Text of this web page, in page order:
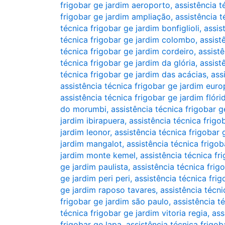
frigobar ge jardim aeroporto, assistência
frigobar ge jardim ampliação, assistência
técnica frigobar ge jardim bonfiglioli,
técnica frigobar ge jardim colombo,
técnica frigobar ge jardim cordeiro,
técnica frigobar ge jardim da glória,
técnica frigobar ge jardim das acácias,
assistência técnica frigobar ge jardim
assistência técnica frigobar ge jardim
do morumbi, assistência técnica frigobar
jardim ibirapuera, assistência técnica
jardim leonor, assistência técnica frigobar
jardim mangalot, assistência técnica
jardim monte kemel, assistência técnica
ge jardim paulista, assistência técnica
ge jardim peri peri, assistência técnica
ge jardim raposo tavares, assistência
frigobar ge jardim são paulo, assistência
técnica frigobar ge jardim vitoria regia,